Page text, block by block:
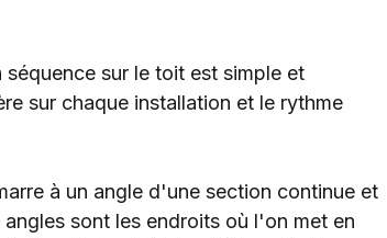
sur le toit est simple et
sur chaque installation et le rythme
à un angle d'une section continue et
sont les endroits où l'on met en